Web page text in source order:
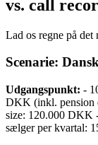
vs. call
Lad os regne på det
Scenarie:
Udgangspunkt: -
DKK (inkl. pension
size: 120.000 DKK
sælger per kvartal: